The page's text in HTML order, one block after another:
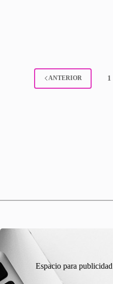
ANTERIOR 1
Espacio para publicidad